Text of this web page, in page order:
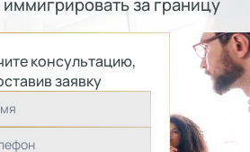
консультацию,
заявку